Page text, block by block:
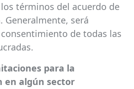
términos del acuerdo de
Generalmente, será
de todas las
para la
en algún sector